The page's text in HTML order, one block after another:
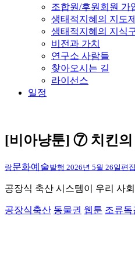
조합원/후원회원 가
생태적지혜의 지도
생태적지혜의 지식
비전과 가치
연구소 사람들
찾아오시는 길
라이선스
일정
[비아냥툰] ⑦ 치킨의
랑문화예술발행 2026년 5월 26일 편집
공장식 축산 시스템이 우리 사
공장식축산 동물권 웹툰 조류독